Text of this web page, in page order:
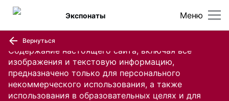
Содержание настоящего сайта, включая все
изображения и текстовую информацию,
предназначено только для персонального
некоммерческого использования, а также
использования в образовательных целях и для
Меню
Экспонаты
Вернуться